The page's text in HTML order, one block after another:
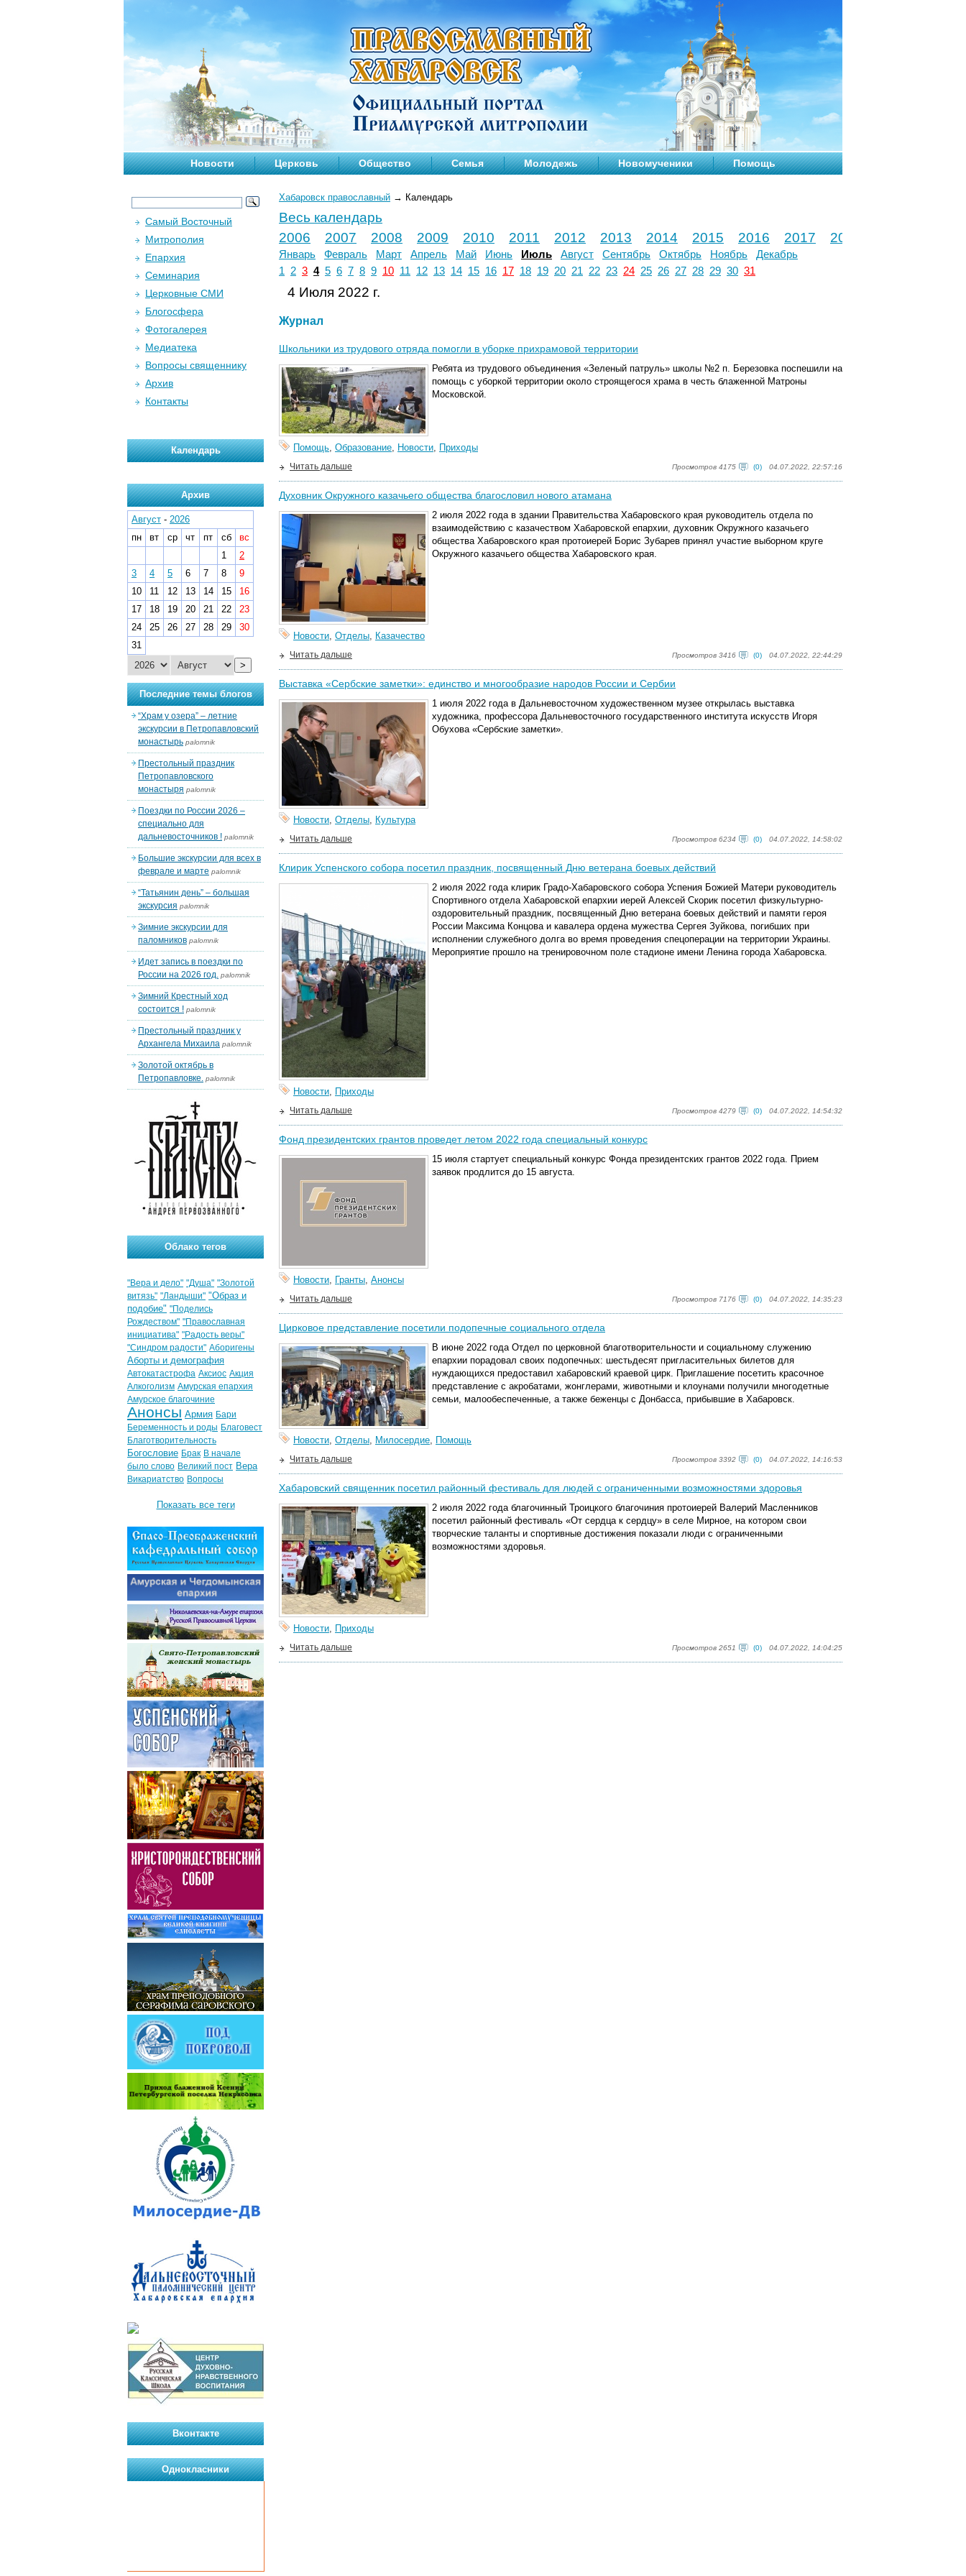
Новости Церковь Общество Семья Молодежь Новомученики Помощь
Хабаровск православный → Календарь
Весь календарь
2006
2007 2008 2009 2010 2011 2012 2013 2014 2015 2016 2017 2018
Январь Февраль Март Апрель Май Июнь Июль Август Сентябрь Октябрь Ноябрь
Декабрь
1
2 3 4 5 6 7 8 9 10 11 12 13 14 15 16 17 18 19 20 21 22 23 24 25 26 27 28 29 30 31
4 Июля 2022 г.
Журнал
Школьники из трудового отряда помогли в уборке прихрамовой территории
Ребята из трудового объединения «Зеленый патруль» школы №2 п. Березовка поспешили на
помощь с уборкой территории около строящегося храма в честь блаженной Матроны
Московской.
Помощь, Образование, Новости, Приходы
Просмотров 4175 (0) 04.07.2022, 22:57:16
Читать дальше
Духовник Окружного казачьего общества благословил нового атамана
2 июля 2022 года в здании Правительства Хабаровского края руководитель отдела по
взаимодействию с казачеством Хабаровской епархии, духовник Окружного казачьего
общества Хабаровского края протоиерей Борис Зубарев принял участие выборном круге
Окружного казачьего общества Хабаровского края.
Новости, Отделы, Казачество
Просмотров 3416 (0) 04.07.2022, 22:44:29
Читать дальше
Выставка «Сербские заметки»: единство и многообразие народов России и Сербии
1 июля 2022 года в Дальневосточном художественном музее открылась выставка
художника, профессора Дальневосточного государственного института искусств Игоря
Обухова «Сербские заметки».
Новости, Отделы, Культура
Просмотров 6234 (0) 04.07.2022, 14:58:02
Читать дальше
Клирик Успенского собора посетил праздник, посвященный Дню ветерана боевых действий
2 июля 2022 года клирик Градо-Хабаровского собора Успения Божией Матери руководитель
Спортивного отдела Хабаровской епархии иерей Алексей Скорик посетил физкультурно-
оздоровительный праздник, посвященный Дню ветерана боевых действий и памяти героя
России Максима Концова и кавалера ордена мужества Сергея Зуйкова, погибших при
исполнении служебного долга во время проведения спецоперации на территории Украины.
Мероприятие прошло на тренировочном поле стадионе имени Ленина города Хабаровска.
Новости, Приходы
Просмотров 4279 (0) 04.07.2022, 14:54:32
Читать дальше
Фонд президентских грантов проведет летом 2022 года специальный конкурс
15 июля стартует специальный конкурс Фонда президентских грантов 2022 года. Прием
заявок продлится до 15 августа.
Новости, Гранты, Анонсы
Просмотров 7176 (0) 04.07.2022, 14:35:23
Читать дальше
Цирковое представление посетили подопечные социального отдела
В июне 2022 года Отдел по церковной благотворительности и социальному служению
епархии порадовал своих подопечных: шестьдесят пригласительных билетов для
нуждающихся предоставил хабаровский краевой цирк. Приглашение посетить красочное
представление с акробатами, жонглерами, животными и клоунами получили многодетные
семьи, малообеспеченные, а также беженцы с Донбасса, прибывшие в Хабаровск.
Новости, Отделы, Милосердие, Помощь
Просмотров 3392 (0) 04.07.2022, 14:16:53
Читать дальше
Хабаровский священник посетил районный фестиваль для людей с ограниченными возможностями здоровья
2 июля 2022 года благочинный Троицкого благочиния протоиерей Валерий Масленников
посетил районный фестиваль «От сердца к сердцу» в селе Мирное, на котором свои
творческие таланты и спортивные достижения показали люди с ограниченными
возможностями здоровья.
Новости, Приходы
Просмотров 2651 (0) 04.07.2022, 14:04:25
Читать дальше
Самый Восточный
Митрополия
Епархия
Семинария
Церковные СМИ
Блогосфера
Фотогалерея
Медиатека
Вопросы священнику
Архив
Контакты
Календарь
Архив
Август - 2026
пн
вт ср чт пт сб
вс
1
2
3
4 5 6 7 8
9
10
11 12 13 14 15
16
17
18 19 20 21 22
23
24
25 26 27 28 29
30
31
>
Последние темы блогов
“Храм у озера” – летние
экскурсии в Петропавловский
монастырь palomnik
Престольный праздник
Петропавловского
монастыря palomnik
Поездки по России 2026 –
специально для
дальневосточников ! palomnik
Большие экскурсии для всех в
феврале и марте palomnik
“Татьянин день” – большая
экскурсия palomnik
Зимние экскурсии для
паломников palomnik
Идет запись в поездки по
России на 2026 год. palomnik
Зимний Крестный ход
состоится ! palomnik
Престольный праздник у
Архангела Михаила palomnik
Золотой октябрь в
Петропавловке. palomnik
Облако тегов
"Вера и дело" "Душа" "Золотой
витязь" "Ландыши" "Образ и
подобие" "Поделись
Рождеством" "Православная
инициатива" "Радость веры"
"Синдром радости" Аборигены
Аборты и демография
Автокатастрофа Аксиос Акция
Алкоголизм Амурская епархия
Амурское благочиние
Анонсы Армия Бари
Беременность и роды Благовест
Благотворительность
Богословие Брак В начале
было слово Великий пост Вера
Викариатство Вопросы
Показать все теги
Вконтакте
Однокласники